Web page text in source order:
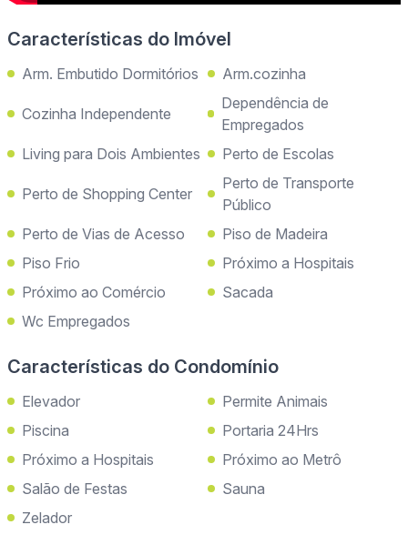
Características do Imóvel
Arm. Embutido Dormitórios Arm.cozinha
Cozinha Independente
Dependência de
Empregados
Living para Dois Ambientes
Perto de Escolas
Perto de Shopping Center
Perto de Transporte
Público
Perto de Vias de Acesso
Piso de Madeira
Piso Frio
Próximo a Hospitais
Próximo ao Comércio
Sacada
Wc Empregados
Características do Condomínio
Elevador
Permite Animais
Piscina
Portaria 24Hrs
Próximo a Hospitais
Próximo ao Metrô
Salão de Festas
Sauna
Zelador